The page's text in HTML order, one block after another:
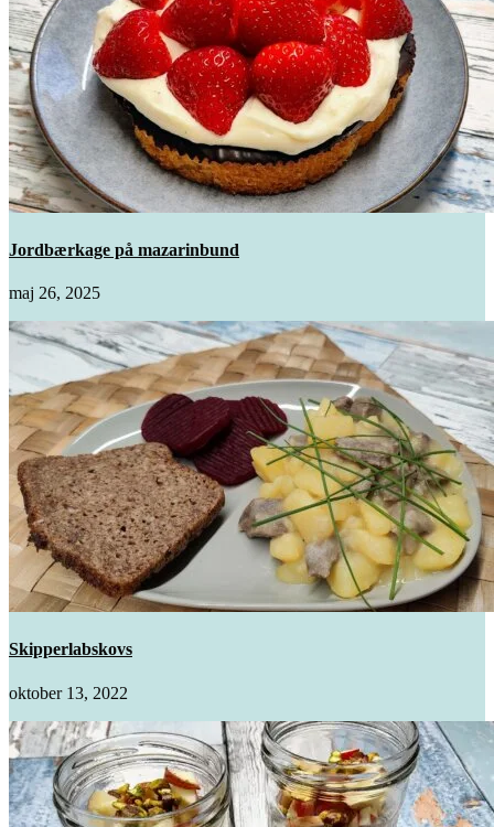
Jordbærkage på mazarinbund
maj 26, 2025
Skipperlabskovs
oktober 13, 2022